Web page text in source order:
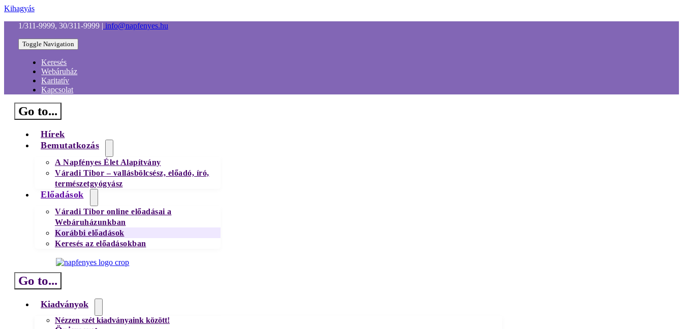
Kihagyás
1/311-9999, 30/311-9999 | info@napfenyes.hu
Toggle Navigation
Keresés
Webáruház
Karitatív
Kapcsolat
Go to...
Hírek
Bemutatkozás
A Napfényes Élet Alapítvány
Váradi Tibor – vallásbölcsész, előadó, író,
természetgyógyász
Előadások
Váradi Tibor online előadásai a
Webáruházunkban
Korábbi előadások
Keresés az előadásokban
Go to...
Kiadványok
Nézzen szét kiadványaink között!